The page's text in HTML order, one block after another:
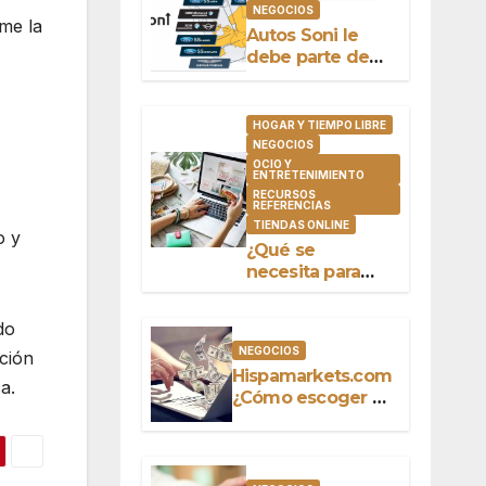
la
y
NEGOCIOS
Autos Soni le
debe parte de
su éxito a
Barrón
HOGAR Y TIEMPO LIBRE
NEGOCIOS
OCIO Y
ENTRETENIMIENTO
RECURSOS
REFERENCIAS
TIENDAS ONLINE
¿Qué se
necesita para
NEGOCIOS
Hispamarkets.com
¿Cómo escoger el
mejor bróker?